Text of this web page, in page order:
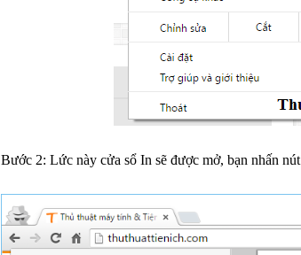
Bước 2: Lức này cửa sổ In sẽ được mở, bạn nhấn nút